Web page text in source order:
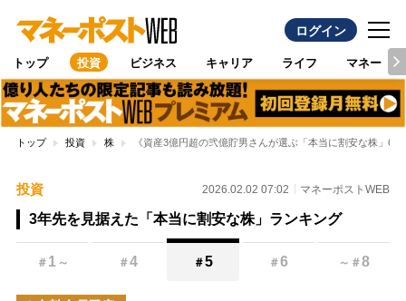
ログイン
トップ 投資 ビジネス キャリア ライフ マネー
トップ 投資 株 《資産3億円超の弐億貯男さんが選ぶ「本当に割安な株」
投資 2026.02.02 07:02 マネーポストWEB
3年先を見据えた「本当に割安な株」ランキング
＃ 1 ～ ＃4 ＃5 ＃6 ～ ＃8